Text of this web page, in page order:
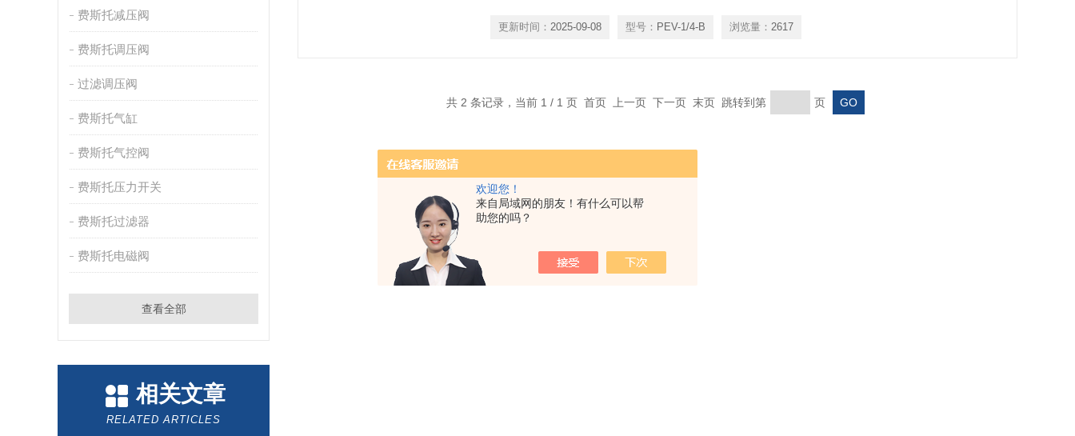
欢迎您！
来自局域网的朋友！有什么可以帮
助您的吗？
费斯托减压阀
费斯托调压阀
过滤调压阀
费斯托气缸
费斯托气控阀
费斯托压力开关
费斯托过滤器
费斯托电磁阀
查看全部
相关文章
RELATED ARTICLES
（ATEX）、材料说明RoHS 合规-费斯托压力开关
更新时间： 2025-09-08 型号： PEV-1/4-B 浏览量： 2617
共 2 条记录，当前 1 / 1 页 首页 上一页 下一页 末页 跳转到第 页